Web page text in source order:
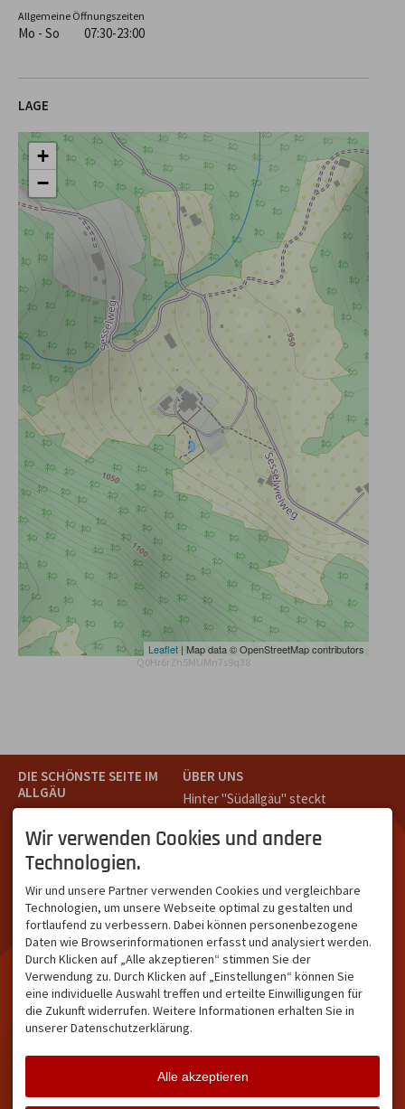
Allgemeine Öffnungszeiten
Mo - So 07:30-23:00
LAGE
+
−
Leaflet | Map data © OpenStreetMap contributors
Q0Hr6rZh5MUMn7s9q38
DIE SCHÖNSTE SEITE IM
ALLGÄU
Teil des Oberallgäus. Es
verbindet die Tourismus-
Destinationen Oberstdorf,
Kleinwalsertal und beliebte
Urlaubsziele wie die
Hörnerdörfer, Alpsee-
Grünten, Oberstaufen oder
Wertach im Allgäu.
ÜBER UNS
Hinter "Südallgäu" steckt
Oberstdorf.
Unser Ziel ist ein attraktives
Leistungsträger im
südlichen Oberallgäu eine
starke Plattform bietet.
NETZWERK & REICHWEITE
ca. 36.700 Abos bei
Instagram
Wir verwenden Cookies und andere
Technologien.
Wir und unsere Partner verwenden Cookies und vergleichbare
Technologien, um unsere Webseite optimal zu gestalten und
fortlaufend zu verbessern. Dabei können personenbezogene
Daten wie Browserinformationen erfasst und analysiert werden.
Durch Klicken auf „Alle akzeptieren“ stimmen Sie der
Verwendung zu. Durch Klicken auf „Einstellungen“ können Sie
eine individuelle Auswahl treffen und erteilte Einwilligungen für
die Zukunft widerrufen. Weitere Informationen erhalten Sie in
unserer Datenschutzerklärung.
Alle akzeptieren